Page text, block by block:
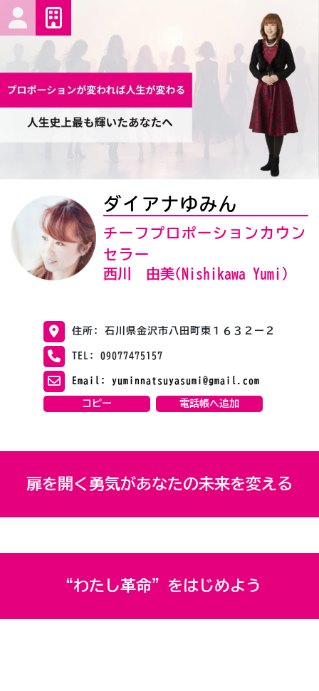
ダイアナゆみん
チーフプロポーションカウン
セラー
西川 由美(Nishikawa Yumi)
住所: 石川県金沢市八田町東１６３２ー２
TEL: 09077475157
Email: yuminnatsuyasumi@gmail.com
コピー 電話帳へ追加
扉を開く勇気があなたの未来を変える
“わたし革命”をはじめよう